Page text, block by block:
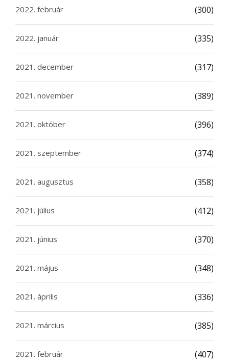
2022. február (300)
2022. január (335)
2021. december (317)
2021. november (389)
2021. október (396)
2021. szeptember (374)
2021. augusztus (358)
2021. július (412)
2021. június (370)
2021. május (348)
2021. április (336)
2021. március (385)
2021. február (407)